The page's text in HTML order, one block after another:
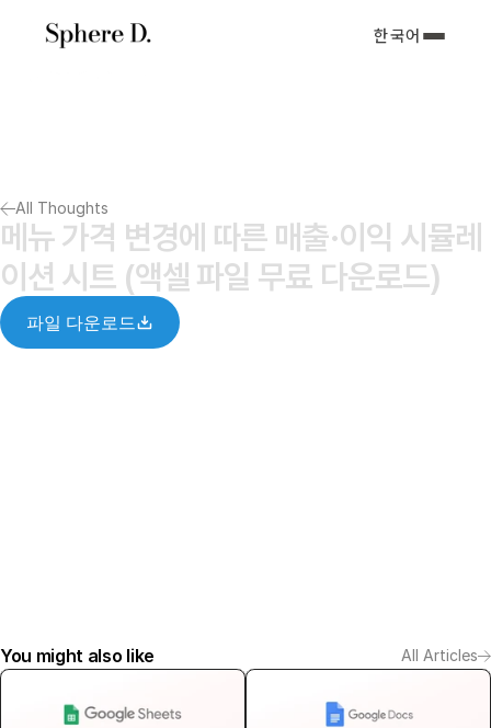
한국어
Notify me
All Thoughts
메뉴 가격 변경에 따른 매출·이익 시뮬레
이션 시트 (액셀 파일 무료 다운로드)
파일 다운로드
You might also like All Articles